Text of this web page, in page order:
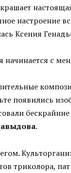
настроение
Ксения
начинается с
появились
бескрайние
.
триколора,